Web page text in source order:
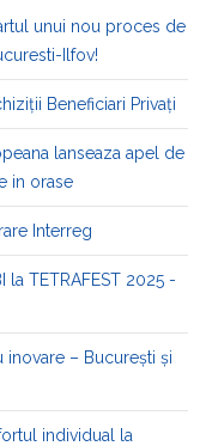
unui nou proces de
Ilfov!
Beneficiari Privați
lanseaza apel de
in orase
Interreg
TETRAFEST 2025 -
inovare – București și
individual la